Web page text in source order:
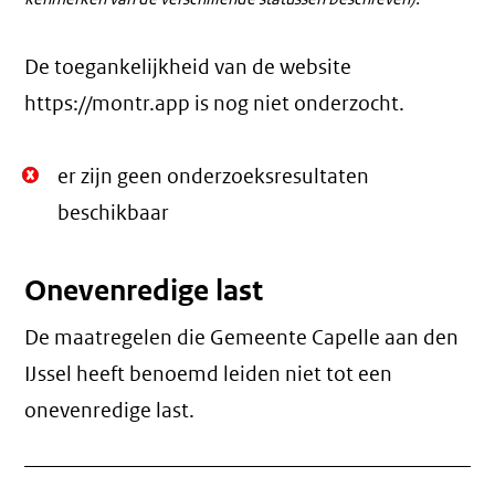
De toegankelijkheid van de website
https://montr.app is nog niet onderzocht.
Niet
Oké.
er zijn geen onderzoeksresultaten
beschikbaar
Onevenredige last
De maatregelen die Gemeente Capelle aan den
IJssel heeft benoemd leiden niet tot een
onevenredige last.